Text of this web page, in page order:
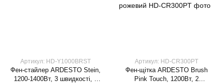
Артикул: HD-Y1000BRST
Фен-стайлер ARDESTO Stein,
1200-1400Вт, 3 швидкості, 3
Артикул: HD-CR300PT
Фен-щітка ARDESTO Brush
Pink Touch, 1200Вт, 2